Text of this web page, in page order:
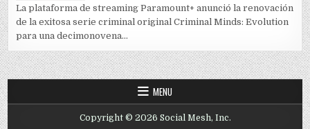
La plataforma de streaming Paramount+ anunció la renovación
de la exitosa serie criminal original Criminal Minds: Evolution
para una decimonovena...
MENU
Copyright © 2026 Social Mesh, Inc.